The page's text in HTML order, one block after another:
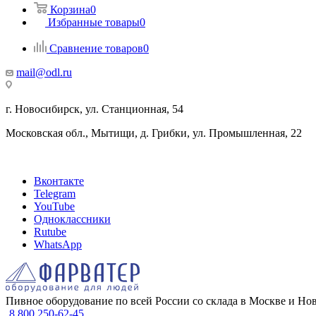
Корзина0
Избранные товары0
Сравнение товаров0
mail@odl.ru
г. Новосибирск, ул. Станционная, 54
Московская обл., Мытищи, д. Грибки, ул. Промышленная, 22
Вконтакте
Telegram
YouTube
Одноклассники
Rutube
WhatsApp
Пивное оборудование по всей России со склада в Москве и
8 800 250-62-45